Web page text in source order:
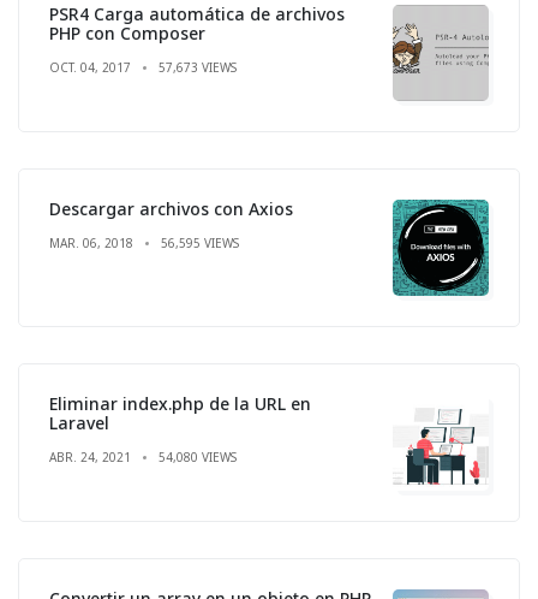
PSR4 Carga automática de archivos
PHP con Composer
OCT. 04, 2017 57,673 VIEWS
Descargar archivos con Axios
MAR. 06, 2018 56,595 VIEWS
Eliminar index.php de la URL en
Laravel
ABR. 24, 2021 54,080 VIEWS